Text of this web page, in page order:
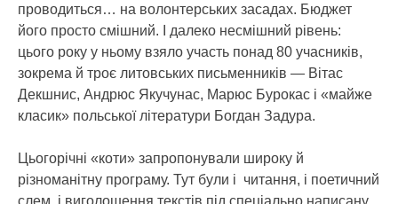
проводиться… на волонтерських засадах. Бюджет
його просто смішний. І далеко несмішний рівень:
цього року у ньому взяло участь понад 80 учасників,
зокрема й троє литовських письменників — Вітас
Декшнис, Андрюс Якучунас, Марюс Бурокас і «майже
класик» польської літератури Богдан Задура.
Цьогорічні «коти» запропонували широку й
різноманітну програму. Тут були і читання, і поетичний
слем, і виголошення текстів під спеціально написану